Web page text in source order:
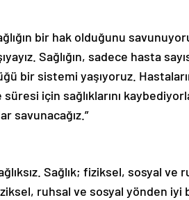
bir hak olduğunu
Sağlığın, sadece hasta
bir sistemi yaşıyoruz.
için sağlıklarını
savunacağız.”
Sağlık; fiziksel, sosyal ve
ruhsal ve sosyal yönden iyi